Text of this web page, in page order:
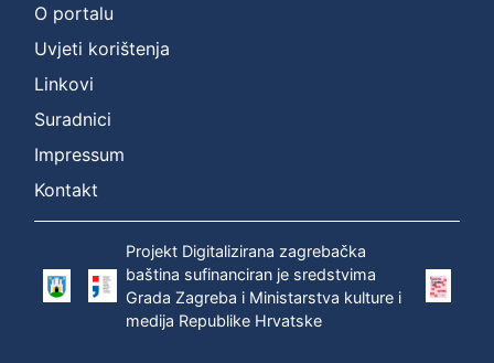
O portalu
Uvjeti korištenja
Linkovi
Suradnici
Impressum
Kontakt
Projekt Digitalizirana zagrebačka
baština sufinanciran je sredstvima
Grada Zagreba i Ministarstva kulture i
medija Republike Hrvatske